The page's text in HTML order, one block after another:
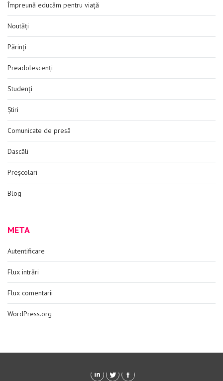
Împreună educăm pentru viață
Noutăți
Părinți
Preadolescenți
Studenți
Știri
Comunicate de presă
Dascăli
Preșcolari
Blog
META
Autentificare
Flux intrări
Flux comentarii
WordPress.org